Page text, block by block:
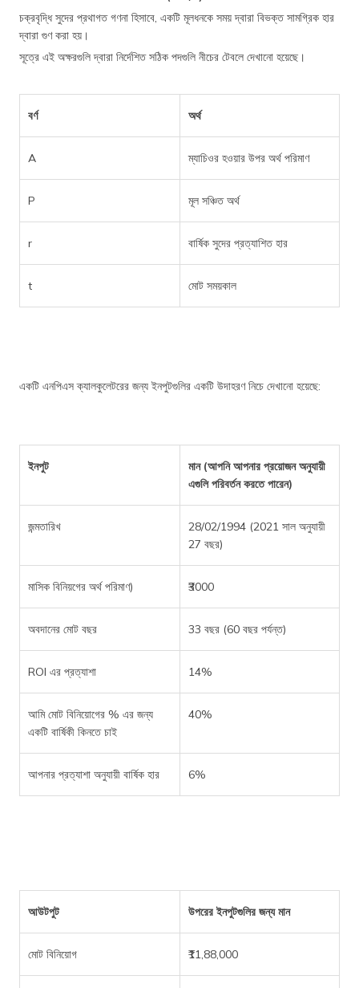
চক্রবৃদ্ধি সুদের প্রথাগত গণনা হিসাবে, একটি মূলধনকে সময় দ্বারা বিভক্ত সামগ্রিক হার
দ্বারা গুণ করা হয়।
সূত্রে এই অক্ষরগুলি দ্বারা নির্দেশিত সঠিক পদগুলি নীচের টেবলে দেখানো হয়েছে।
বর্ণ অর্থ
A ম্যাচিওর হওয়ার উপর অর্থ পরিমাণ
P মূল সঞ্চিত অর্থ
r বার্ষিক সুদের প্রত্যাশিত হার
t মোট সময়কাল
একটি এনপিএস ক্যালকুলেটরের জন্য ইনপুটগুলির একটি উদাহরণ নিচে দেখানো হয়েছে:
ইনপুট
মান (আপনি আপনার প্রয়োজন অনুযায়ী
এগুলি পরিবর্তন করতে পারেন)
জন্মতারিখ
28/02/1994 (2021 সাল অনুযায়ী
27 বছর)
মাসিক বিনিয়গের অর্থ পরিমাণ) ₹3000
অবদানের মোট বছর 33 বছর (60 বছর পর্যন্ত)
ROI এর প্রত্যাশা 14%
আমি মোট বিনিয়োগের % এর জন্য
একটি বার্ষিকী কিনতে চাই
40%
আপনার প্রত্যাশা অনুযায়ী বার্ষিক হার 6%
আউটপুট উপরের ইনপুটগুলির জন্য মান
মোট বিনিয়োগ ₹11,88,000